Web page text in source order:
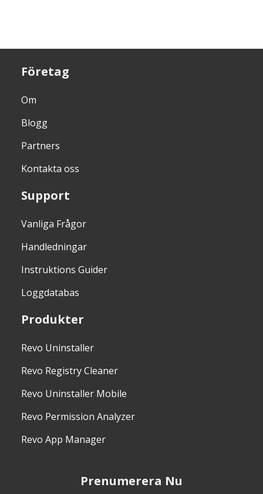
Företag
Om
Blogg
Partners
Kontakta oss
Support
Vanliga Frågor
Handledningar
Instruktions Guider
Loggdatabas
Produkter
Revo Uninstaller
Revo Registry Cleaner
Revo Uninstaller Mobile
Revo Permission Analyzer
Revo App Manager
Prenumerera Nu